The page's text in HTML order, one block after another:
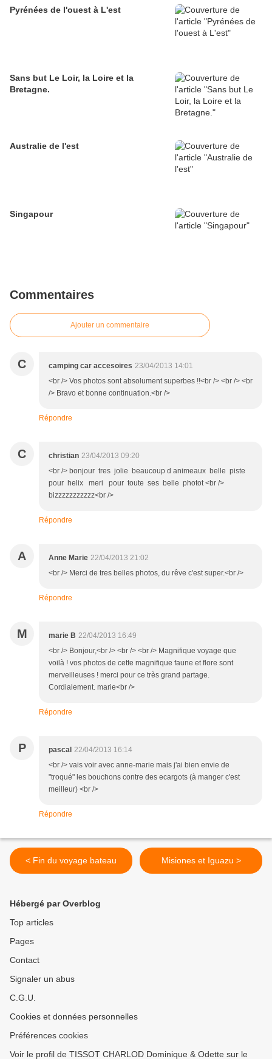
Pyrénées de l'ouest à L'est
Sans but Le Loir, la Loire et la
Bretagne.
Australie de l'est
Singapour
Commentaires
Ajouter un commentaire
C camping car accesoires 23/04/2013 14:01
<br /> Vos photos sont absolument superbes !!<br /> <br /> <br
/> Bravo et bonne continuation.<br />
Répondre
C christian 23/04/2013 09:20
<br /> bonjour tres jolie beaucoup d animeaux belle piste
pour helix meri pour toute ses belle photot <br />
bizzzzzzzzzzz<br />
Répondre
A Anne Marie 22/04/2013 21:02
<br /> Merci de tres belles photos, du rêve c'est super.<br />
Répondre
M marie B 22/04/2013 16:49
<br /> Bonjour,<br /> <br /> <br /> Magnifique voyage que
voilà ! vos photos de cette magnifique faune et flore sont
merveilleuses ! merci pour ce très grand partage.
Cordialement. marie<br />
Répondre
P pascal 22/04/2013 16:14
<br /> vais voir avec anne-marie mais j'ai bien envie de
"troqué" les bouchons contre des ecargots (à manger c'est
meilleur) <br />
Répondre
< Fin du voyage bateau Misiones et Iguazu >
Hébergé par Overblog
Top articles
Pages
Contact
Signaler un abus
C.G.U.
Cookies et données personnelles
Préférences cookies
Voir le profil de TISSOT CHARLOD Dominique & Odette sur le